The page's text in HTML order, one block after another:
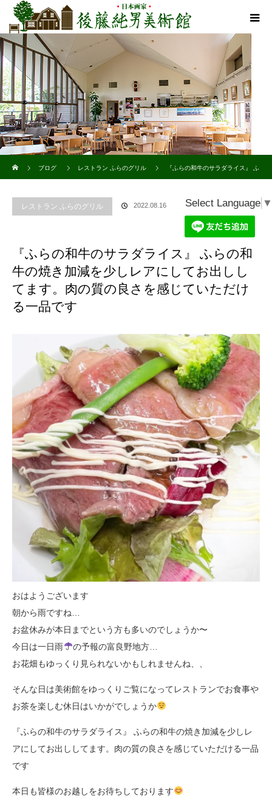
ブログ
レストラン ふらのグリル 『ふらの和牛のサラダライス』 ふ
一品です
レストラン ふらのグリル 2022.08.16 Select Language ▼
『ふらの和牛のサラダライス』 ふらの和
牛の焼き加減を少しレアにしてお出しし
てます。肉の質の良さを感じていただけ
る一品です
おはようございます
朝から雨ですね…
お盆休みが本日までという方も多いのでしょうか〜
今日は一日雨
の予報の富良野地方…
お花畑もゆっくり見られないかもしれませんね、、
そんな日は美術館をゆっくりご覧になってレストランでお食事や
お茶を楽しむ休日はいかがでしょうか
『ふらの和牛のサラダライス』 ふらの和牛の焼き加減を少しレ
アにしてお出ししてます。肉の質の良さを感じていただける一品
です
本日も皆様のお越しをお待ちしております